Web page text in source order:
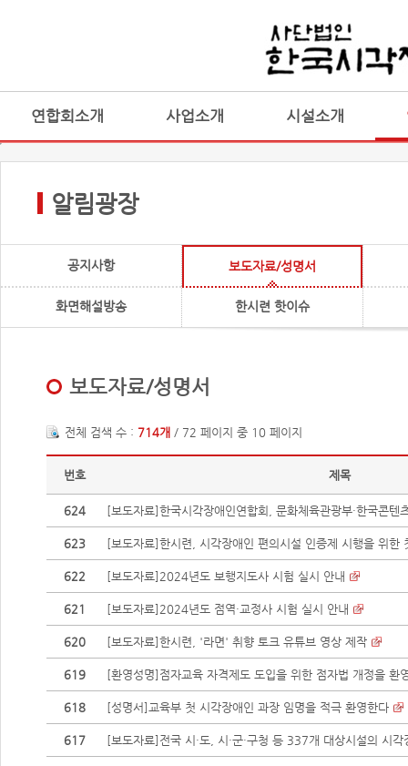
연합회소개 사업소개 시설소개
알림광장
공지사항 보도자료/성명서
화면해설방송 한시련 핫이슈
보도자료/성명서
전체 검색 수 : 714개 / 72 페이지 중 10 페이지
번호 제목
624 [보도자료]한국시각장애인연합회, 문화체육관광부·한국콘텐
623 [보도자료]한시련, 시각장애인 편의시설 인증제 시행을 위한
622 [보도자료]2024년도 보행지도사 시험 실시 안내
621 [보도자료]2024년도 점역·교정사 시험 실시 안내
620 [보도자료]한시련, '라면' 취향 토크 유튜브 영상 제작
619 [환영성명]점자교육 자격제도 도입을 위한 점자법 개정을 환
618 [성명서]교육부 첫 시각장애인 과장 임명을 적극 환영한다
617 [보도자료]전국 시·도, 시·군·구청 등 337개 대상시설의 시